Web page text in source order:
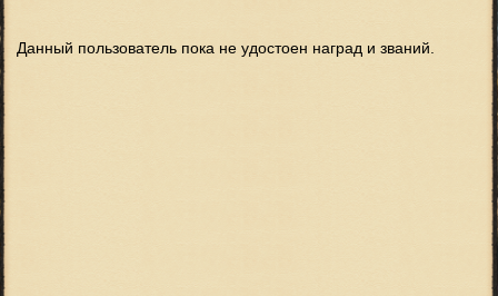
Данный пользователь пока не удостоен наград и званий.